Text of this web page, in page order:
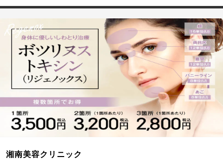
湘南美容クリニック